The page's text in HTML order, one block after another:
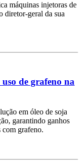
máquinas injetoras de
diretor-geral da sua
de grafeno na
em óleo de soja
garantindo ganhos
com grafeno.